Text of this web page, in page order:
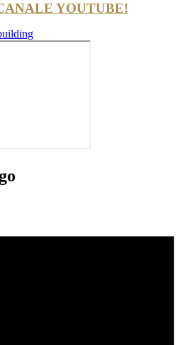
YOUTUBE!